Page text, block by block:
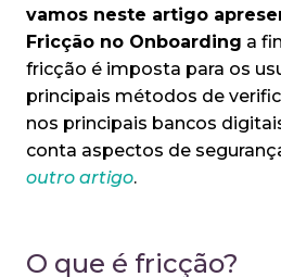
vamos neste artigo
Fricção no Onboarding a
fricção é imposta para os
principais métodos de
nos principais bancos
conta aspectos de
outro artigo.
O que é fricção?